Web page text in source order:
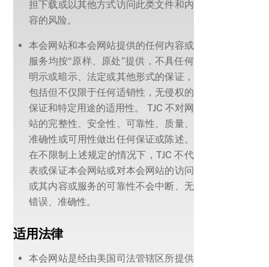
担下载或以其他方式访问此类文件和内
容的风险。
本会网站和本会网站提供的任何内容或
服务均按“原样、原处”提供，不具任何
明示或暗示、法定或其他形式的保证，
包括但不仅限于任何适销性，无侵权的
保证和特定用途的适用性。 TJC 不对网
站的完整性、安全性、可靠性、质量、
准确性或可用性做出任何保证或陈述。
在不限制上述规定的情况下，TJC 不代
表或保证本会网站或对本会网站的访问
或其内容或服务的可靠性不会中断、无
错误、准确性。
适用法律
本会网站是经由美国司法管辖区所提供